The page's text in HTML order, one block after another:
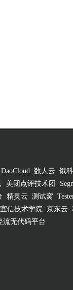
DaoCloud 数人云 饿
美团点评技术团
精灵云 测试窝
宜信技术学院 京东云
流无代码平台